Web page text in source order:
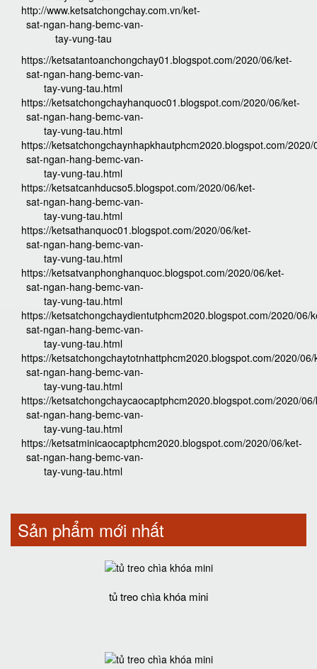
http://www.ketsatchongchay.com.vn/ket-
sat-ngan-hang-bemc-van-
tay-vung-tau
https://ketsatantoanchongchay01.blogspot.com/2020/06/ket-
sat-ngan-hang-bemc-van-
tay-vung-tau.html
https://ketsatchongchayhanquoc01.blogspot.com/2020/06/ket-
sat-ngan-hang-bemc-van-
tay-vung-tau.html
https://ketsatchongchaynhapkhautphcm2020.blogspot.com/2020/
sat-ngan-hang-bemc-van-
tay-vung-tau.html
https://ketsatcanhducso5.blogspot.com/2020/06/ket-
sat-ngan-hang-bemc-van-
tay-vung-tau.html
https://ketsathanquoc01.blogspot.com/2020/06/ket-
sat-ngan-hang-bemc-van-
tay-vung-tau.html
https://ketsatvanphonghanquoc.blogspot.com/2020/06/ket-
sat-ngan-hang-bemc-van-
tay-vung-tau.html
https://ketsatchongchaydientutphcm2020.blogspot.com/2020/06/
sat-ngan-hang-bemc-van-
tay-vung-tau.html
https://ketsatchongchaytotnhattphcm2020.blogspot.com/2020/06/
sat-ngan-hang-bemc-van-
tay-vung-tau.html
https://ketsatchongchaycaocaptphcm2020.blogspot.com/2020/
sat-ngan-hang-bemc-van-
tay-vung-tau.html
https://ketsatminicaocaptphcm2020.blogspot.com/2020/06/ket-
sat-ngan-hang-bemc-van-
tay-vung-tau.html
Sản phẩm mới nhất
tủ treo chìa khóa mini